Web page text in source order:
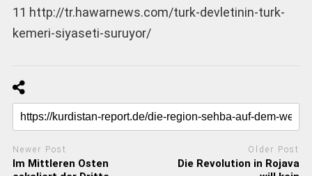
11 http://tr.hawarnews.com/turk-devletinin-turk-
kemeri-siyaseti-suruyor/
Newer Post
Im Mittleren Osten
Older Post
Die Revolution in Rojava